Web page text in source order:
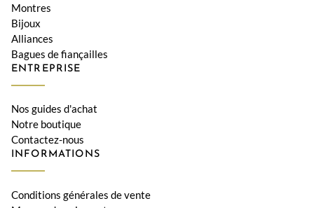
Montres
Bijoux
Alliances
Bagues de fiançailles
ENTREPRISE
Nos guides d'achat
Notre boutique
Contactez-nous
INFORMATIONS
Conditions générales de vente